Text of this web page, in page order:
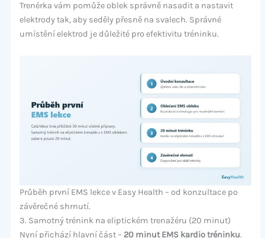
Trenérka vám pomůže oblek správně nasadit a nastavit
elektrody tak, aby seděly přesně na svalech. Správné
umístění elektrod je důležité pro efektivitu tréninku.
Průběh první EMS lekce v Easy Health – od konzultace po
závěrečné shrnutí.
3. Samotný trénink na eliptickém trenažéru (20 minut)
Nyní přichází hlavní část – 20 minut EMS kardio tréninku.